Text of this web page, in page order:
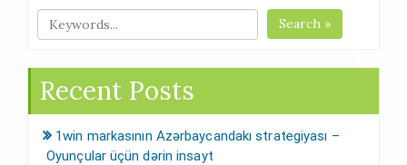
Search »
Recent Posts
1win markasının Azərbaycandakı strategiyası –
Oyunçular üçün dərin insayt